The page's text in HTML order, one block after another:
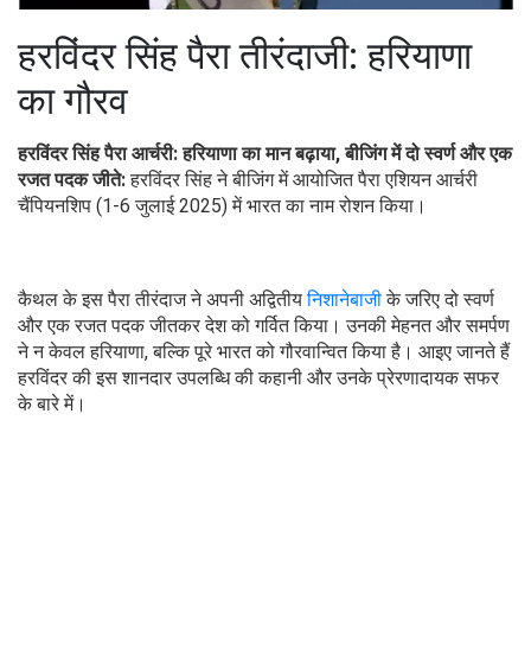
हरविंदर सिंह पैरा तीरंदाजी: हरियाणा
का गौरव
हरविंदर सिंह पैरा आर्चरी: हरियाणा का मान बढ़ाया, बीजिंग में दो स्वर्ण और एक
रजत पदक जीते:हरविंदर सिंह ने बीजिंग में आयोजित पैरा एशियन आर्चरी
चैंपियनशिप (1-6 जुलाई 2025) में भारत का नाम रोशन किया।
कैथल के इस पैरा तीरंदाज ने अपनी अद्वितीयनिशानेबाजीके जरिए दो स्वर्ण
और एक रजत पदक जीतकर देश को गर्वित किया। उनकी मेहनत और समर्पण
ने न केवल हरियाणा, बल्कि पूरे भारत को गौरवान्वित किया है। आइए जानते हैं
हरविंदर की इस शानदार उपलब्धि की कहानी और उनके प्रेरणादायक सफर
के बारे में।